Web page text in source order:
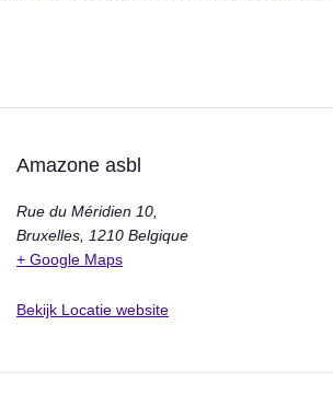
Amazone asbl
Rue du Méridien 10,
Bruxelles
1210 Belgique
+ Google Maps
Bekijk Locatie website